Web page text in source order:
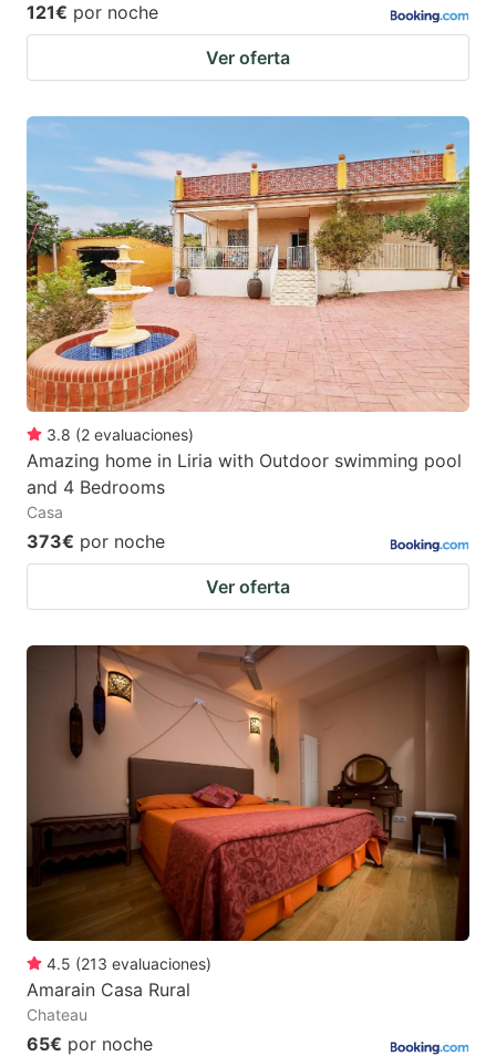
121€ por noche
Ver oferta
3.8 (2 evaluaciones)
Amazing home in Liria with Outdoor swimming pool
and 4 Bedrooms
Casa
373€ por noche
Ver oferta
4.5 (213 evaluaciones)
Amarain Casa Rural
Chateau
65€ por noche